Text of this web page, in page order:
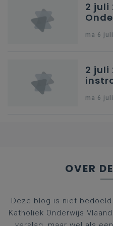
2 juli
ma 6
2 juli
ma 6
OVER
Deze blog is niet
Katholiek Onderwijs